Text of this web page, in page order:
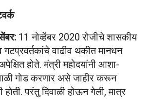
11 नोव्हेंबर 2020 रोजीचे शासकीय
वाढीव थकीत मानधन
होते. मंत्री महोदयांनी आशा-
गोड करणार असे जाहीर करून
होती. परंतु दिवाळी होऊन गेली, मात्र